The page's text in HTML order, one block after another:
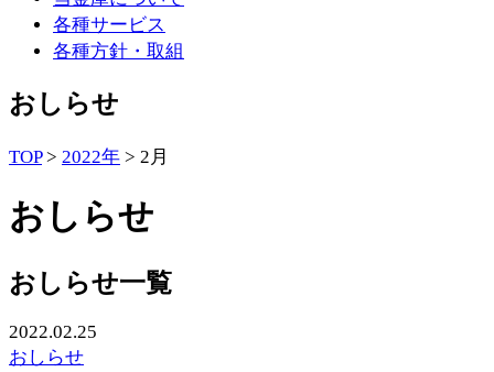
各種サービス
各種方針・取組
おしらせ
TOP> 2022年 > 2月
おしらせ
おしらせ一覧
2022.02.25
おしらせ